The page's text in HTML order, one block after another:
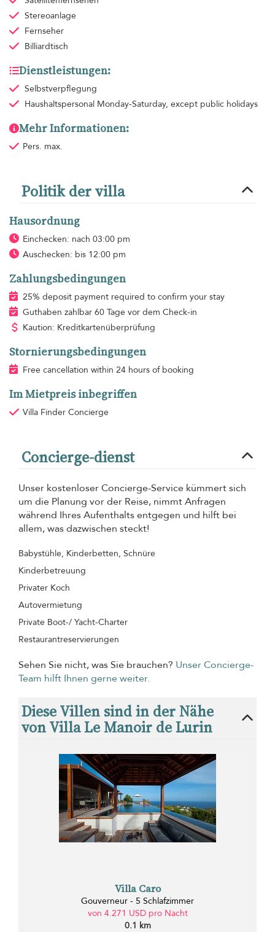
Stereoanlage
Fernseher
Billiardtisch
Dienstleistungen:
Selbstverpflegung
Haushaltspersonal Monday-Saturday, except public holidays
Mehr Informationen:
Pers. max.
Politik der villa
Hausordnung
Einchecken: nach 03:00 pm
Auschecken: bis 12:00 pm
Zahlungsbedingungen
25% deposit payment required to confirm your stay
Guthaben zahlbar 60 Tage vor dem Check-in
Kaution: Kreditkartenüberprüfung
Stornierungsbedingungen
Free cancellation within 24 hours of booking
Im Mietpreis inbegriffen
Villa Finder Concierge
Concierge-dienst
Unser kostenloser Concierge-Service kümmert sich
um die Planung vor der Reise, nimmt Anfragen
während Ihres Aufenthalts entgegen und hilft bei
allem, was dazwischen steckt!
Babystühle, Kinderbetten, Schnüre
Kinderbetreuung
Privater Koch
Autovermietung
Private Boot-/ Yacht-Charter
Restaurantreservierungen
Sehen Sie nicht, was Sie brauchen? Unser Concierge-
Team hilft Ihnen gerne weiter.
Diese Villen sind in der Nähe
von Villa Le Manoir de Lurin
Villa Caro
Gouverneur - 5 Schlafzimmer
von 4.271 USD pro Nacht
0.1 km